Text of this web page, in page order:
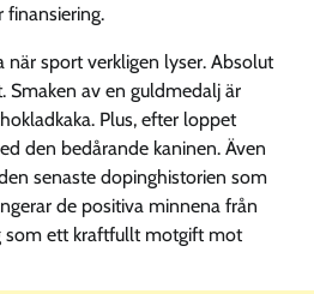
finansiering.
när sport verkligen lyser. Absolut
Smaken av en guldmedalj är
Plus, efter loppet
den bedårande kaninen. Även
senaste dopinghistorien som
de positiva minnena från
som ett kraftfullt motgift mot